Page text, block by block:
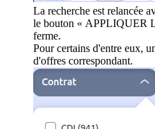
La recherche est relancée
le bouton « APPLIQUER
ferme.
Pour certains d'entre eux,
d'offres correspondant.